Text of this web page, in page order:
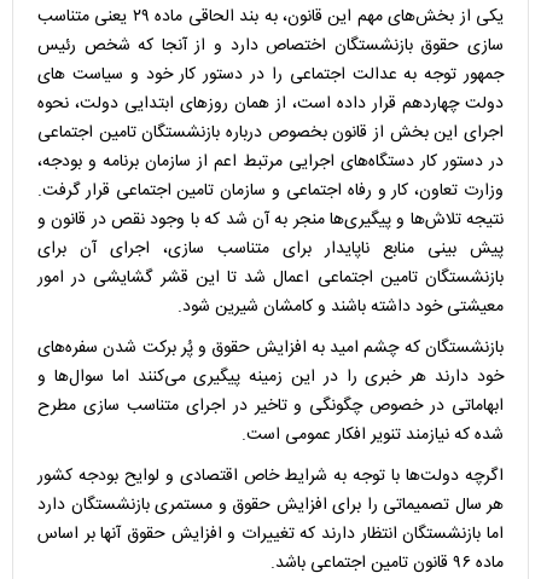
یکی از بخش‌های مهم این قانون، به بند الحاقی ماده ۲۹ یعنی متناسب
سازی حقوق بازنشستگان اختصاص دارد و از آنجا که شخص رئیس
جمهور توجه به عدالت اجتماعی را در دستور کار خود و سیاست های
دولت چهاردهم قرار داده است، از همان روزهای ابتدایی دولت، نحوه
اجرای این بخش از قانون بخصوص درباره بازنشستگان تامین اجتماعی
در دستور کار دستگاه‌های اجرایی مرتبط اعم از سازمان برنامه و بودجه،
وزارت تعاون، کار و رفاه اجتماعی و سازمان تامین اجتماعی قرار گرفت.
نتیجه تلاش‌ها و پیگیری‌ها منجر به آن شد که با وجود نقص در قانون و
پیش بینی منابع ناپایدار برای متناسب سازی، اجرای آن برای
بازنشستگان تامین اجتماعی اعمال شد تا این قشر گشایشی در امور
معیشتی خود داشته باشند و کامشان شیرین شود.
بازنشستگان که چشم امید به افزایش حقوق و پُر برکت شدن سفره‌های
خود دارند هر خبری را در این زمینه پیگیری می‌کنند اما سوال‌ها و
ابهاماتی در خصوص چگونگی و تاخیر در اجرای متناسب سازی مطرح
شده که نیازمند تنویر افکار عمومی است.
اگرچه دولت‌ها با توجه به شرایط خاص اقتصادی و لوایح بودجه کشور
هر سال تصمیماتی را برای افزایش حقوق و مستمری بازنشستگان دارد
اما بازنشستگان انتظار دارند که تغییرات و افزایش حقوق آنها بر اساس
ماده ۹۶ قانون تامین اجتماعی باشد.